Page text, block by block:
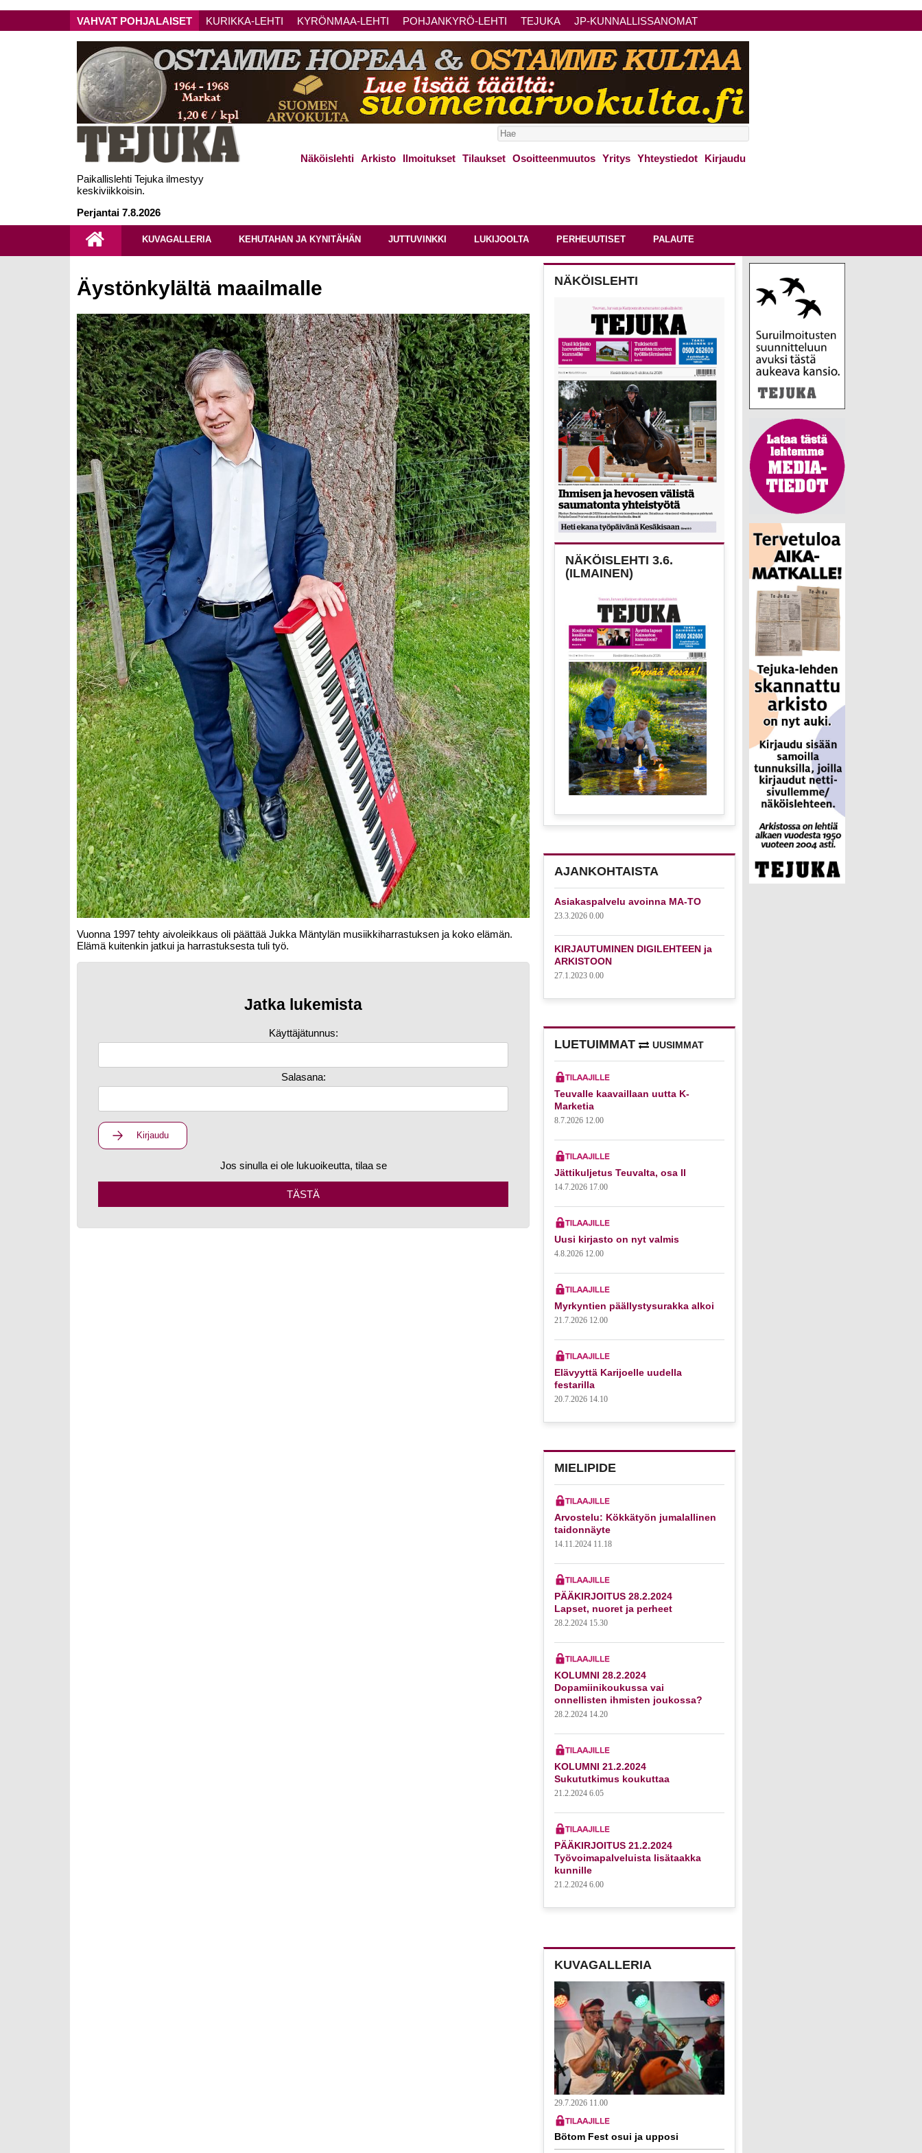
VAHVAT POHJALAISET KURIKKA-LEHTI KYRÖNMAA-LEHTI POHJANKYRÖ-LEHTI TEJUKA JP-KUNNALLISSANOMAT
Paikallislehti Tejuka ilmestyy
keskiviikkoisin.
Perjantai 7.8.2026
Näköislehti Arkisto Ilmoitukset Tilaukset Osoitteenmuutos Yritys Yhteystiedot Kirjaudu
KUVAGALLERIA KEHUTAHAN JA KYNITÄHÄN JUTTUVINKKI LUKIJOOLTA PERHEUUTISET PALAUTE
Äystönkylältä maailmalle
Vuonna 1997 tehty aivoleikkaus oli päättää Jukka Mäntylän musiikkiharrastuksen ja koko elämän.
Elämä kuitenkin jatkui ja harrastuksesta tuli työ.
Jatka lukemista
Käyttäjätunnus:
Salasana:
Kirjaudu
Jos sinulla ei ole lukuoikeutta, tilaa se
TÄSTÄ
NÄKÖISLEHTI
NÄKÖISLEHTI 3.6.
(ILMAINEN)
AJANKOHTAISTA
Asiakaspalvelu avoinna MA-TO
23.3.2026 0.00
KIRJAUTUMINEN DIGILEHTEEN ja
ARKISTOON
27.1.2023 0.00
LUETUIMMAT UUSIMMAT
Teuvalle kaavaillaan uutta K-
Marketia
8.7.2026 12.00
Jättikuljetus Teuvalta, osa II
14.7.2026 17.00
Uusi kirjasto on nyt valmis
4.8.2026 12.00
Myrkyntien päällystysurakka alkoi
21.7.2026 12.00
Elävyyttä Karijoelle uudella
festarilla
20.7.2026 14.10
MIELIPIDE
Arvostelu: Kökkätyön jumalallinen
taidonnäyte
14.11.2024 11.18
PÄÄKIRJOITUS 28.2.2024
Lapset, nuoret ja perheet
28.2.2024 15.30
KOLUMNI 28.2.2024
Dopamiinikoukussa vai
onnellisten ihmisten joukossa?
28.2.2024 14.20
KOLUMNI 21.2.2024
Sukututkimus koukuttaa
21.2.2024 6.05
PÄÄKIRJOITUS 21.2.2024
Työvoimapalveluista lisätaakka
kunnille
21.2.2024 6.00
KUVAGALLERIA
29.7.2026 11.00
Bötom Fest osui ja upposi